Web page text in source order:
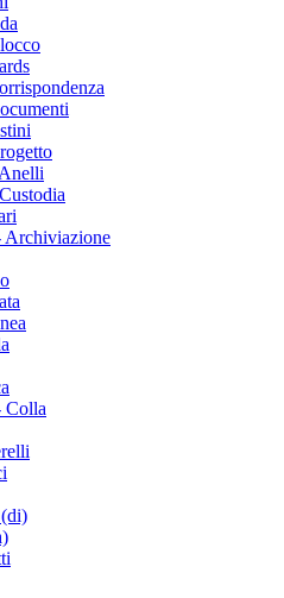
Archiviazione
Colla